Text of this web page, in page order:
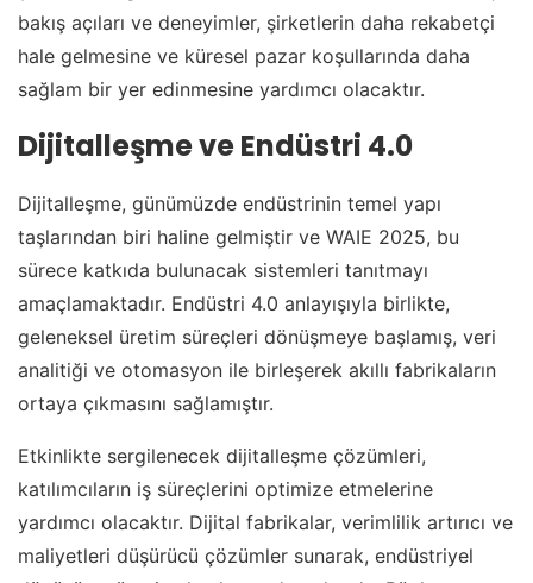
bakış açıları ve deneyimler, şirketlerin daha rekabetçi
hale gelmesine ve küresel pazar koşullarında daha
sağlam bir yer edinmesine yardımcı olacaktır.
Dijitalleşme ve Endüstri 4.0
Dijitalleşme, günümüzde endüstrinin temel yapı
taşlarından biri haline gelmiştir ve WAIE 2025, bu
sürece katkıda bulunacak sistemleri tanıtmayı
amaçlamaktadır. Endüstri 4.0 anlayışıyla birlikte,
geleneksel üretim süreçleri dönüşmeye başlamış, veri
analitiği ve otomasyon ile birleşerek akıllı fabrikaların
ortaya çıkmasını sağlamıştır.
Etkinlikte sergilenecek dijitalleşme çözümleri,
katılımcıların iş süreçlerini optimize etmelerine
yardımcı olacaktır. Dijital fabrikalar, verimlilik artırıcı ve
maliyetleri düşürücü çözümler sunarak, endüstriyel